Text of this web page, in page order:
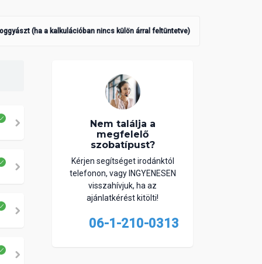
(ha a kalkulációban nincs külön árral feltüntetve)
Nem találja a
megfelelő
szobatípust?
Kérjen segítséget irodánktól
telefonon, vagy INGYENESEN
visszahívjuk, ha az
ajánlatkérést kitölti!
06-1-210-0313